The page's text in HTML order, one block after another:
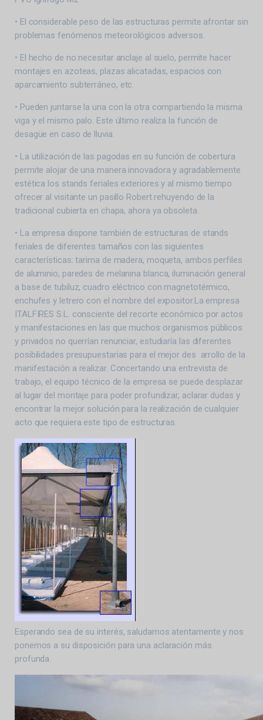
• El considerable peso de las estructuras permite afrontar sin
problemas fenómenos meteorológicos adversos.
• El hecho de no necesitar anclaje al suelo, permite hacer
montajes en azoteas, plazas alicatadas, espacios con
aparcamiento subterráneo, etc.
• Pueden juntarse la una con la otra compartiendo la misma
viga y el mismo palo. Este último realiza la función de
desagüe en caso de lluvia.
• La utilización de las pagodas en su función de cobertura
permite alojar de una manera innovadora y agradablemente
estética los stands feriales exteriores y al mismo tiempo
ofrecer al visitante un pasillo Robert rehuyendo de la
tradicional cubierta en chapa, ahora ya obsoleta.
• La empresa dispone también de estructuras de stands
feriales de diferentes tamaños con las siguientes
características: tarima de madera, moqueta, ambos perfiles
de aluminio, paredes de melanina blanca, iluminación general
a base de tubiluz, cuadro eléctrico con magnetotérmico,
enchufes y letrero con el nombre del expositor.La empresa
ITALFIRES S.L. consciente del recorte económico por actos
y manifestaciones en las que muchos organismos públicos
y privados no querrían renunciar, estudiaría las diferentes
posibilidades presupuestarias para el mejor des arrollo de la
manifestación a realizar. Concertando una entrevista de
trabajo, el equipo técnico de la empresa se puede desplazar
al lugar del montaje para poder profundizar, aclarar dudas y
encontrar la mejor solución para la realización de cualquier
acto que requiera este tipo de estructuras.
Esperando sea de su interés, saludamos atentamente y nos
ponemos a su disposición para una aclaración más
profunda.